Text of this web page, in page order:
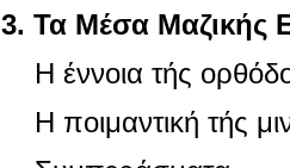
3. Τα Μέσα Μαζικής
Η έννοια τής
Η ποιμαντική τής